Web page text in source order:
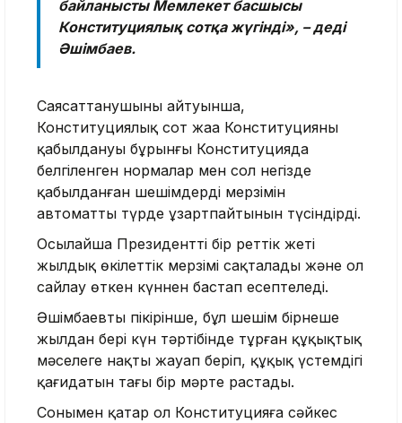
байланысты Мемлекет басшысы
Конституциялық сотқа жүгінді», – деді
Әшімбаев.
Саясаттанушының айтуынша,
Конституциялық сот жаңа Конституцияның
қабылдануы бұрынғы Конституцияда
белгіленген нормалар мен сол негізде
қабылданған шешімдердің мерзімін
автоматты түрде ұзартпайтынын түсіндірді.
Осылайша Президенттің бір реттік жеті
жылдық өкілеттік мерзімі сақталады және ол
сайлау өткен күннен бастап есептеледі.
Әшімбаевтың пікірінше, бұл шешім бірнеше
жылдан бері күн тәртібінде тұрған құқықтық
мәселеге нақты жауап беріп, құқық үстемдігі
қағидатын тағы бір мәрте растады.
Сонымен қатар ол Конституцияға сәйкес